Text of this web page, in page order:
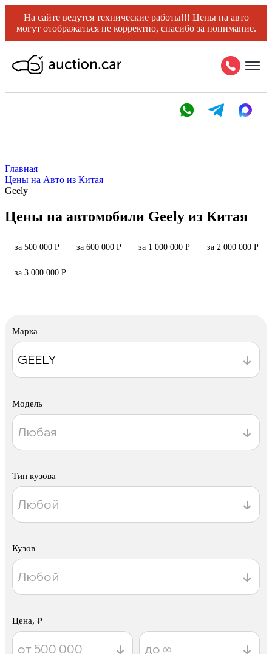
На сайте ведутся технические работы!!! Цены на авто
могут отображаться не корректно, спасибо за понимание.
Главная
Цены на Авто из Китая
Geely
Цены на автомобили Geely из Китая
за 500 000 Р за 600 000 Р за 1 000 000 Р за 2 000 000 Р
за 3 000 000 Р
Марка
Модель
Тип кузова
Кузов
Цена, ₽